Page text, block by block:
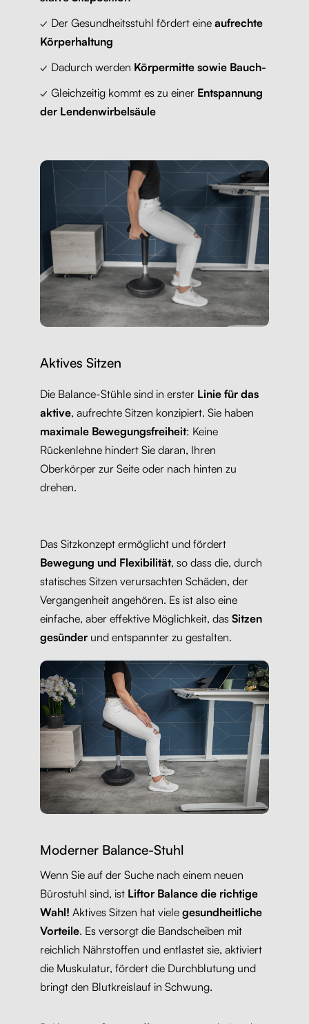
✓ Der Gesundheitsstuhl fördert eine aufrechte
Körperhaltung
✓ Dadurch werden Körpermitte sowie Bauch-
✓ Gleichzeitig kommt es zu einer Entspannung
der Lendenwirbelsäule
Aktives Sitzen
Die Balance-Stühle sind in erster Linie für das
aktive, aufrechte Sitzen konzipiert. Sie haben
maximale Bewegungsfreiheit: Keine
Rückenlehne hindert Sie daran, Ihren
Oberkörper zur Seite oder nach hinten zu
drehen.
Das Sitzkonzept ermöglicht und fördert
Bewegung und Flexibilität, so dass die, durch
statisches Sitzen verursachten Schäden, der
Vergangenheit angehören. Es ist also eine
einfache, aber effektive Möglichkeit, das Sitzen
gesünderund entspannter zu gestalten.
Moderner Balance-Stuhl
Wenn Sie auf der Suche nach einem neuen
Bürostuhl sind, ist Liftor Balance die richtige
Wahl! Aktives Sitzen hat viele gesundheitliche
Vorteile. Es versorgt die Bandscheiben mit
reichlich Nährstoffen und entlastet sie, aktiviert
die Muskulatur, fördert die Durchblutung und
bringt den Blutkreislauf in Schwung.